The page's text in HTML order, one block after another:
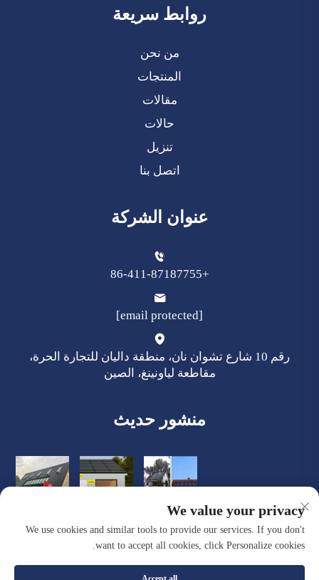
روابط سريعة
من نحن
المنتجات
مقالات
حالات
تنزيل
اتصل بنا
عنوان الشركة
+86-411-87187755
[email protected]
رقم 10 شارع تشوان نان، منطقة داليان للتجارة الحرة،
مقاطعة لياونينغ، الصين
منشور حديث
We value your privacy
We use cookies and similar tools to provide our services. If you don't
want to accept all cookies, click Personalize cookies.